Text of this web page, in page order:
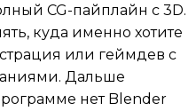
CG-пайплайн с 3D.
куда именно хотите
или геймдев с
Дальше
нет Blender